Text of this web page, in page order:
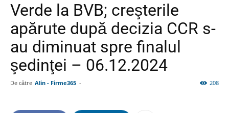
Verde la BVB; creşterile
apărute după decizia CCR s-
au diminuat spre finalul
şedinţei – 06.12.2024
De către Alin - Firme365 - 208